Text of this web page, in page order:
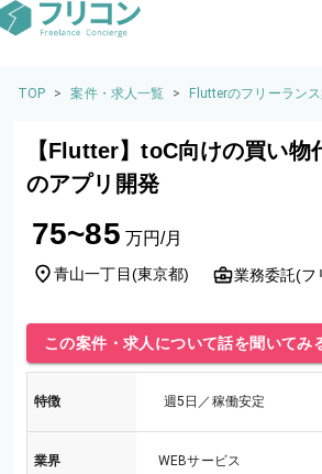
TOP > 案件・求人一覧 > Flutterのフリーラン
【Flutter】toC向けの買い物
のアプリ開発
75~85 万円/月
青山一丁目(東京都) 業務委託(フ
この案件・求人について話を聞いてみ
特徴 週5日／稼働安定
業界 WEBサービス